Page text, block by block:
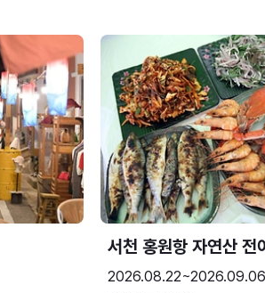
서천 홍원항 자연산 전
2026.08.22~2026.09.06